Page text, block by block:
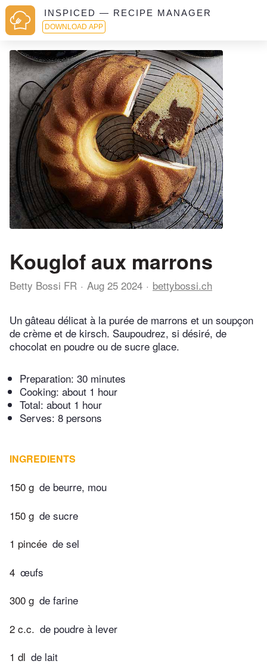
INSPICED — RECIPE MANAGER
DOWNLOAD APP
Kouglof aux marrons
Betty Bossi FR Aug 25 2024 bettybossi.ch
Un gâteau délicat à la purée de marrons et un soupçon
de crème et de kirsch. Saupoudrez, si désiré, de
chocolat en poudre ou de sucre glace.
Preparation: 30 minutes
Cooking: about 1 hour
Total: about 1 hour
Serves: 8 persons
INGREDIENTS
150 g de beurre, mou
150 g de sucre
1 pincée de sel
4 œufs
300 g de farine
2 c.c. de poudre à lever
1 dl de lait